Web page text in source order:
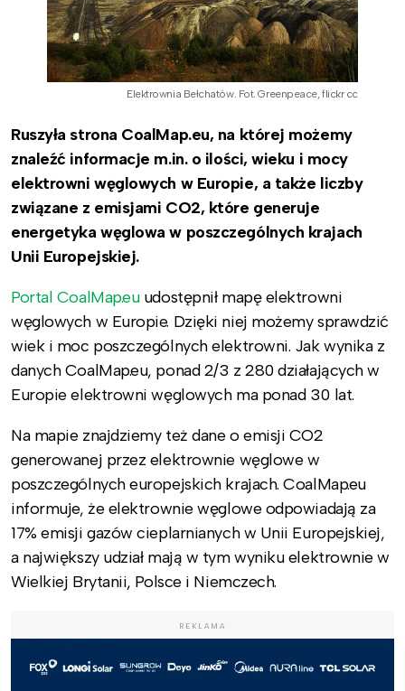
Elektrownia Bełchatów. Fot. Greenpeace, flickr cc
Ruszyła strona CoalMap.eu, na której możemy
znaleźć informacje m.in. o ilości, wieku i mocy
elektrowni węglowych w Europie, a także liczby
związane z emisjami CO2, które generuje
energetyka węglowa w poszczególnych krajach
Unii Europejskiej.
Portal CoalMap.euudostępnił mapę elektrowni
węglowych w Europie. Dzięki niej możemy sprawdzić
wiek i moc poszczególnych elektrowni. Jak wynika z
danych CoalMap.eu, ponad 2/3 z 280 działających w
Europie elektrowni węglowych ma ponad 30 lat.
Na mapie znajdziemy też dane o emisji CO2
generowanej przez elektrownie węglowe w
poszczególnych europejskich krajach. CoalMap.eu
informuje, że elektrownie węglowe odpowiadają za
17% emisji gazów cieplarnianych w Unii Europejskiej,
a największy udział mają w tym wyniku elektrownie w
Wielkiej Brytanii, Polsce i Niemczech.
REKLAMA